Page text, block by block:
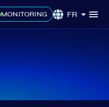
MONITORING FR